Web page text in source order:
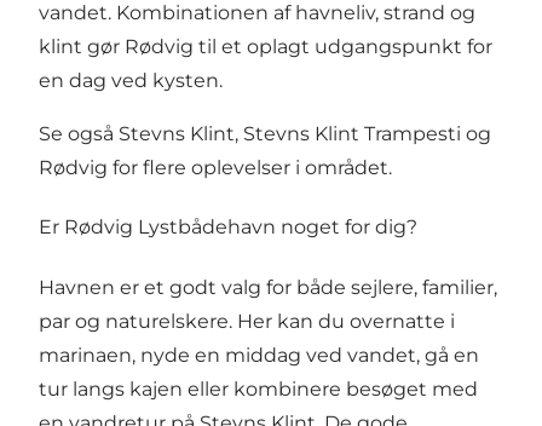
vandet. Kombinationen af havneliv, strand og
klint gør Rødvig til et oplagt udgangspunkt for
en dag ved kysten.
Se også Stevns Klint, Stevns Klint Trampesti og
Rødvig for flere oplevelser i området.
Er Rødvig Lystbådehavn noget for dig?
Havnen er et godt valg for både sejlere, familier,
par og naturelskere. Her kan du overnatte i
marinaen, nyde en middag ved vandet, gå en
tur langs kajen eller kombinere besøget med